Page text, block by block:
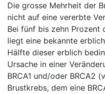
Die grosse Mehrheit der
nicht auf eine vererbte
Bei fünf bis zehn Prozent
liegt eine bekannte
Hälfte dieser erblich
Ursache in einer
BRCA1 und/oder BRCA2
Brustkrebs, dem eine